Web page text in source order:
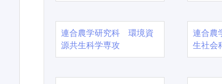
連合農学研究科 環境資
源共生科学専攻
連合農
生社会